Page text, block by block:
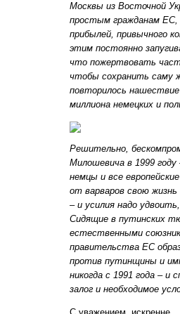
Москвы из Восточной
простым гражданам
прибылей, привычного
этим постоянно
что пожертвовать
чтобы сохранить саму
повторилось нашествие
миллиона немецких и
Решительно,
Милошевича в 1999
немцы и все
от варваров свою
– и усилия надо
Сидящие в путинских
естественными
правительства ЕС
против путинщины и
никогда с 1991 года – и
залог и необходимое